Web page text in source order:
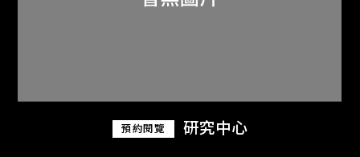
預約閱覽 研究中心
關於M+藏品
探索世界頂級的二十及二十一世紀視覺